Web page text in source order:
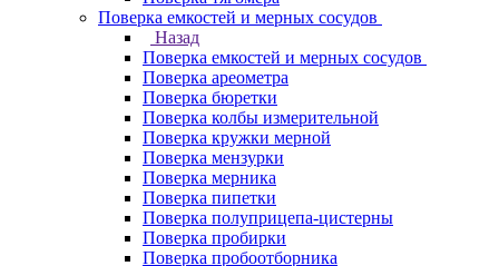
Поверка емкостей и мерных сосудов
Назад
Поверка емкостей и мерных сосудов
Поверка ареометра
Поверка бюретки
Поверка колбы измерительной
Поверка кружки мерной
Поверка мензурки
Поверка мерника
Поверка пипетки
Поверка полуприцепа-цистерны
Поверка пробирки
Поверка пробоотборника